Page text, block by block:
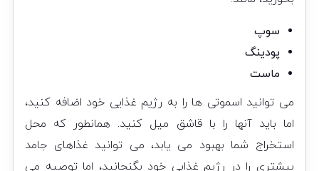
سوپ
پودینگ
ماست
می توانید اسموتی ها را به رژیم غذایی خود اضافه کنید،
اما باید آنها را با قاشق میل کنید. همانطور که محل
استخراج شما بهبود می یابد، می توانید غذاهای جامد
بیشتری را در رژیم غذایی خود بگنجانید، اما توصیه می